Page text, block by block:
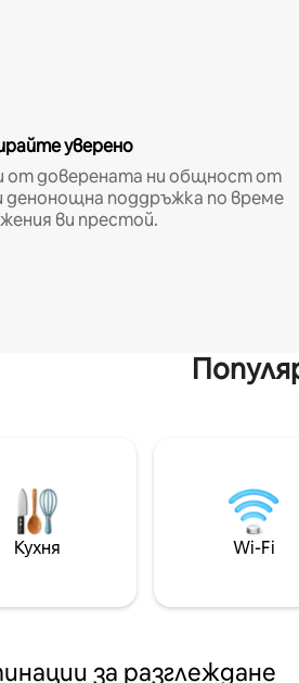
уверено
от доверената ни общност от
денонощна поддръжка по време
ви престой.
Кухня Wi-Fi
за разглеждане